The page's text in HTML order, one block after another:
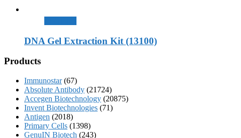
DNA Gel Extraction Kit (13100)
Products
Immunostar (67)
Absolute Antibody (21724)
Accegen Biotechnology (20875)
Invent Biotechnologies (71)
Antigen (2018)
Primary Cells (1398)
GenuIN Biotech (243)